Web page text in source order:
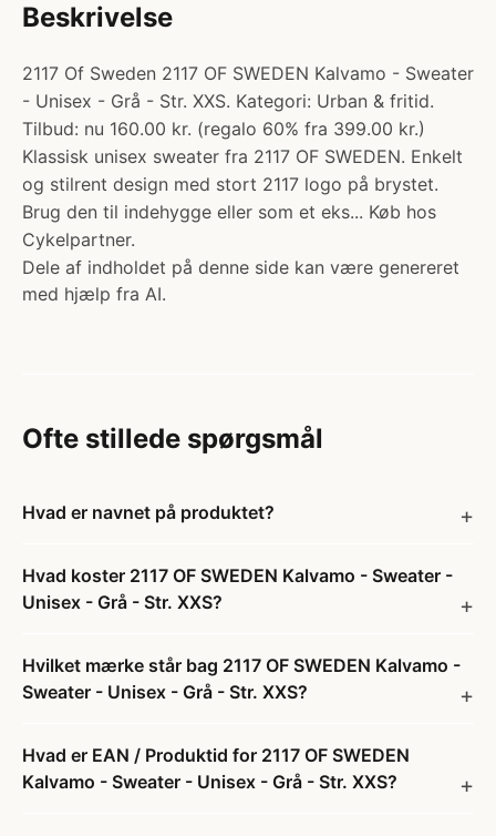
Beskrivelse
2117 Of Sweden 2117 OF SWEDEN Kalvamo - Sweater
- Unisex - Grå - Str. XXS. Kategori: Urban & fritid.
Tilbud: nu 160.00 kr. (regalo 60% fra 399.00 kr.)
Klassisk unisex sweater fra 2117 OF SWEDEN. Enkelt
og stilrent design med stort 2117 logo på brystet.
Brug den til indehygge eller som et eks... Køb hos
Cykelpartner.
Dele af indholdet på denne side kan være genereret
med hjælp fra AI.
Ofte stillede spørgsmål
Hvad er navnet på produktet?
Hvad koster 2117 OF SWEDEN Kalvamo - Sweater -
Unisex - Grå - Str. XXS?
Hvilket mærke står bag 2117 OF SWEDEN Kalvamo -
Sweater - Unisex - Grå - Str. XXS?
Hvad er EAN / Produktid for 2117 OF SWEDEN
Kalvamo - Sweater - Unisex - Grå - Str. XXS?